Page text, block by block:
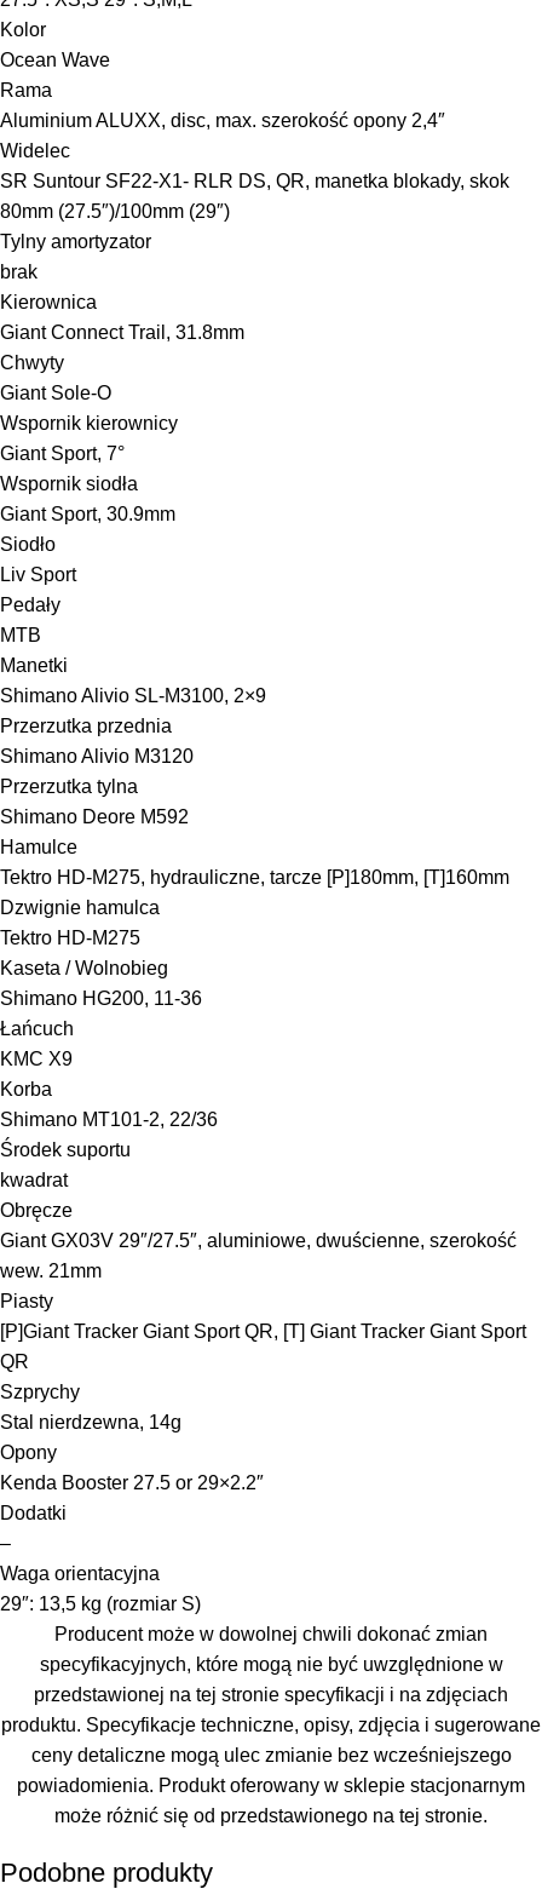
Kolor
Ocean Wave
Rama
Aluminium ALUXX, disc, max. szerokość opony 2,4″
Widelec
SR Suntour SF22-X1- RLR DS, QR, manetka blokady, skok
80mm (27.5″)/100mm (29″)
Tylny amortyzator
brak
Kierownica
Giant Connect Trail, 31.8mm
Chwyty
Giant Sole-O
Wspornik kierownicy
Giant Sport, 7°
Wspornik siodła
Giant Sport, 30.9mm
Siodło
Liv Sport
Pedały
MTB
Manetki
Shimano Alivio SL-M3100, 2×9
Przerzutka przednia
Shimano Alivio M3120
Przerzutka tylna
Shimano Deore M592
Hamulce
Tektro HD-M275, hydrauliczne, tarcze [P]180mm, [T]160mm
Dzwignie hamulca
Tektro HD-M275
Kaseta / Wolnobieg
Shimano HG200, 11-36
Łańcuch
KMC X9
Korba
Shimano MT101-2, 22/36
Środek suportu
kwadrat
Obręcze
Giant GX03V 29″/27.5″, aluminiowe, dwuścienne, szerokość
wew. 21mm
Piasty
[P]Giant Tracker Giant Sport QR, [T] Giant Tracker Giant Sport
QR
Szprychy
Stal nierdzewna, 14g
Opony
Kenda Booster 27.5 or 29×2.2″
Dodatki
–
Waga orientacyjna
29″: 13,5 kg (rozmiar S)
Producent może w dowolnej chwili dokonać zmian
specyfikacyjnych, które mogą nie być uwzględnione w
przedstawionej na tej stronie specyfikacji i na zdjęciach
produktu. Specyfikacje techniczne, opisy, zdjęcia i sugerowane
ceny detaliczne mogą ulec zmianie bez wcześniejszego
powiadomienia. Produkt oferowany w sklepie stacjonarnym
może różnić się od przedstawionego na tej stronie.
Podobne produkty